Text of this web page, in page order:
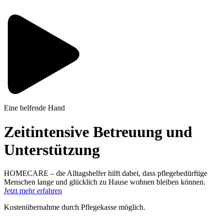
Eine helfende Hand
Zeitintensive Betreuung und
Unterstützung
HOMECARE – die Alltagshelfer hilft dabei, dass pflegebedürftige
Menschen lange und glücklich zu Hause wohnen bleiben können.
Jetzt mehr erfahren
Kosten­übernahme durch Pflegekasse möglich.